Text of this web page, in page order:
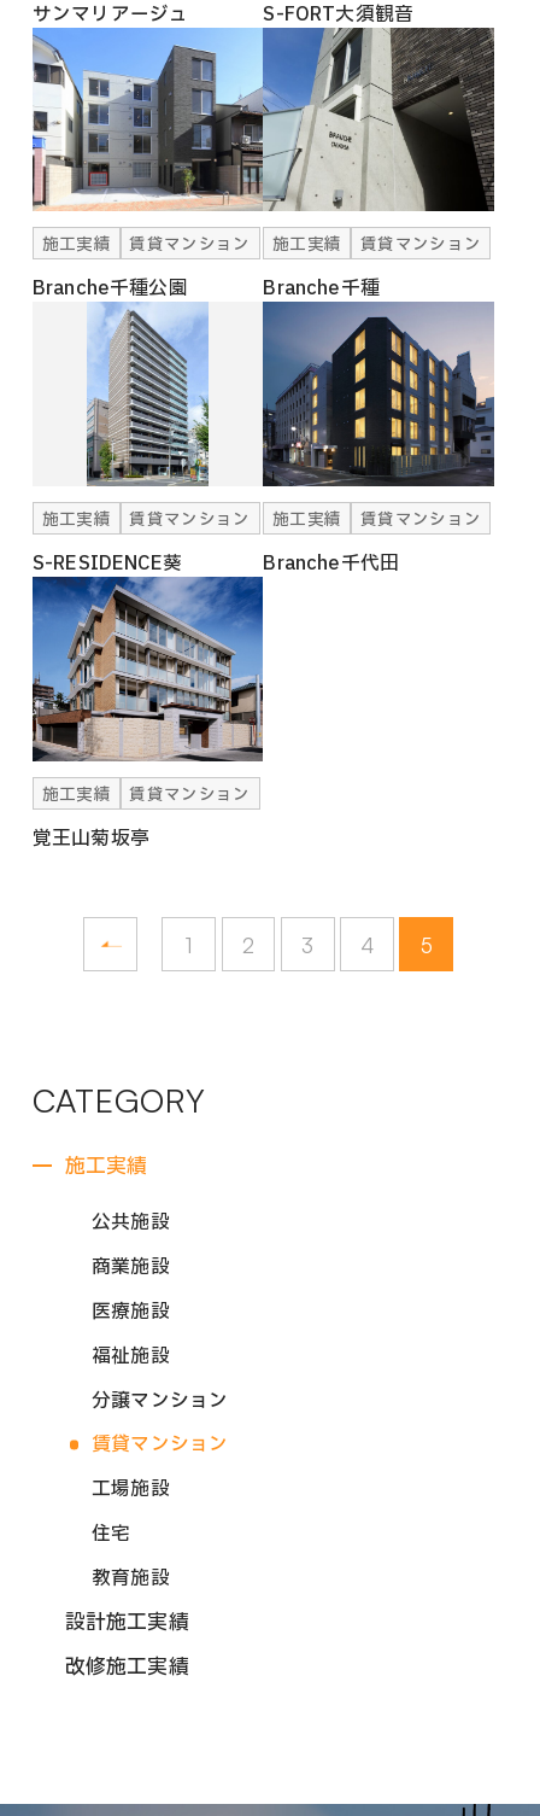
サンマリアージュ S-FORT大須観音
施工実績 賃貸マンション
Branche千種公園
施工実績 賃貸マンション
Branche千種
施工実績 賃貸マンション
S-RESIDENCE葵
施工実績 賃貸マンション
Branche千代田
施工実績 賃貸マンション
覚王山菊坂亭
1 2 3 4 5
CATEGORY
施工実績
公共施設
商業施設
医療施設
福祉施設
分譲マンション
賃貸マンション
工場施設
住宅
教育施設
設計施工実績
改修施工実績